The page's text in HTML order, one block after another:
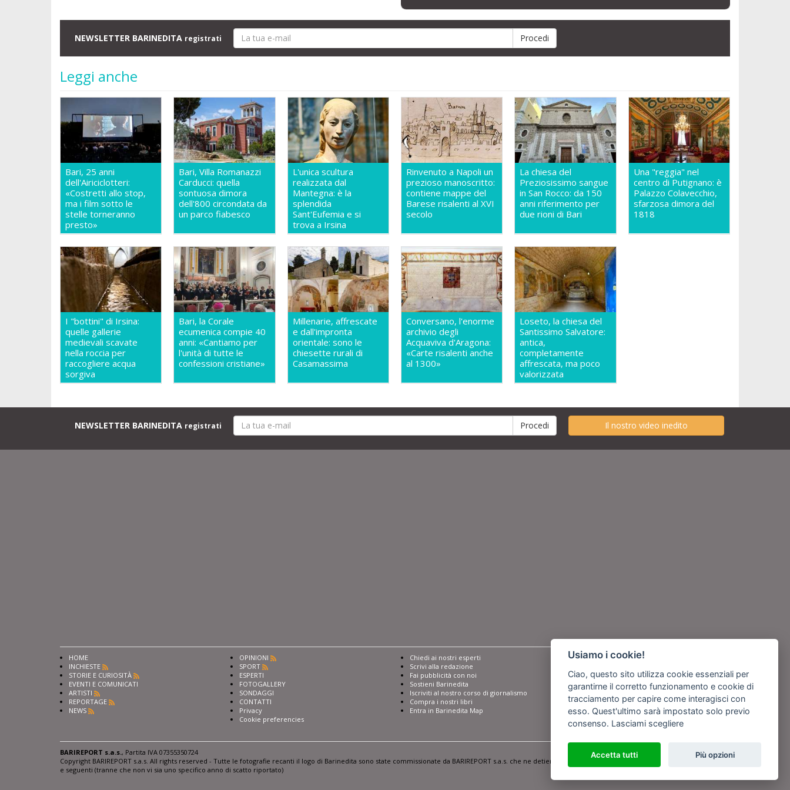
NEWSLETTER BARINEDITA registrati
Leggi anche
Bari, 25 anni
dell'Airiciclotteri:
«Costretti allo stop,
ma i film sotto le
stelle torneranno
presto»
Bari, Villa Romanazzi
Carducci: quella
sontuosa dimora
dell'800 circondata da
un parco fiabesco
L'unica scultura
realizzata dal
Mantegna: è la
splendida
Sant'Eufemia e si
trova a Irsina
Rinvenuto a Napoli un
prezioso manoscritto:
contiene mappe del
Barese risalenti al XVI
secolo
La chiesa del
Preziosissimo sangue
in San Rocco: da 150
anni riferimento per
due rioni di Bari
Una "reggia" nel
centro di Putignano: è
Palazzo Colavecchio,
sfarzosa dimora del
1818
I "bottini" di Irsina:
quelle gallerie
medievali scavate
nella roccia per
raccogliere acqua
sorgiva
Bari, la Corale
ecumenica compie 40
anni: «Cantiamo per
l'unità di tutte le
confessioni cristiane»
Millenarie, affrescate
e dall'impronta
orientale: sono le
chiesette rurali di
Casamassima
Conversano, l'enorme
archivio degli
Acquaviva d'Aragona:
«Carte risalenti anche
al 1300»
Loseto, la chiesa del
Santissimo Salvatore:
antica,
completamente
affrescata, ma poco
valorizzata
NEWSLETTER BARINEDITA registrati Il nostro video inedito
HOME
INCHIESTE
STORIE E CURIOSITÀ
EVENTI E COMUNICATI
ARTISTI
REPORTAGE
NEWS
OPINIONI
SPORT
ESPERTI
FOTOGALLERY
SONDAGGI
CONTATTI
Privacy
Cookie preferencies
Chiedi ai nostri esperti
Scrivi alla redazione
Fai pubblicità con noi
Sostieni Barinedita
Iscriviti al nostro corso di giornalismo
Compra i nostri libri
Entra in Barinedita Map
Seguici su
Powered byNetboom
BARIREPORT s.a.s. , Partita IVA 07355350724
Copyright BARIREPORT s.a.s. All rights reserved - Tutte le fotografie recanti il logo di Barinedita sono state commissionate da BARIREPORT s.a.s. che ne detiene i Diritti d'Autore e sono state prodotte nell'anno 2012
e seguenti (tranne che non vi sia uno specifico anno di scatto riportato)
Usiamo i cookie!
Ciao, questo sito utilizza cookie essenziali per
garantirne il corretto funzionamento e cookie di
tracciamento per capire come interagisci con
esso. Quest'ultimo sarà impostato solo previo
consenso. Lasciami scegliere
Accetta tutti Più opzioni